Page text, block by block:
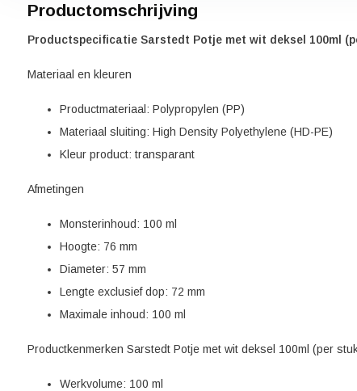
Productomschrijving
Productspecificatie Sarstedt Potje met wit deksel 100ml
Materiaal en kleuren
Productmateriaal: Polypropylen (PP)
Materiaal sluiting: High Density Polyethylene (HD-PE)
Kleur product: transparant
Afmetingen
Monsterinhoud: 100 ml
Hoogte: 76 mm
Diameter: 57 mm
Lengte exclusief dop: 72 mm
Maximale inhoud: 100 ml
Productkenmerken Sarstedt Potje met wit deksel 100ml (per
Werkvolume: 100 ml